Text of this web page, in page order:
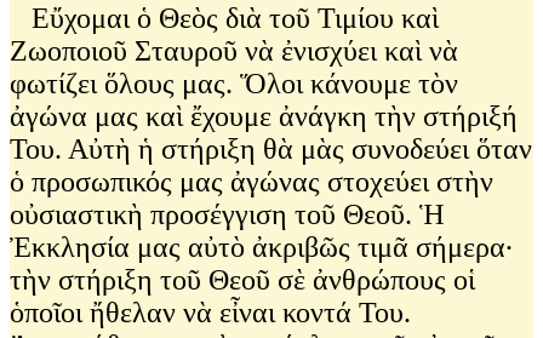
Εὔχομαι ὁ Θεὸς διὰ τοῦ Τιμίου καὶ
Ζωοποιοῦ Σταυροῦ νὰ ἐνισχύει καὶ νὰ
φωτίζει ὅλους μας. Ὅλοι κάνουμε τὸν
ἀγώνα μας καὶ ἔχουμε ἀνάγκη τὴν στήριξή
Του. Αὐτὴ ἡ στήριξη θὰ μὰς συνοδεύει ὅταν
ὁ προσωπικός μας ἀγώνας στοχεύει στὴν
οὐσιαστικὴ προσέγγιση τοῦ Θεοῦ. Ἡ
Ἐκκλησία μας αὐτὸ ἀκριβῶς τιμᾶ σήμερα∙
τὴν στήριξη τοῦ Θεοῦ σὲ ἀνθρώπους οἱ
ὁποῖοι ἤθελαν νὰ εἶναι κοντά Του.